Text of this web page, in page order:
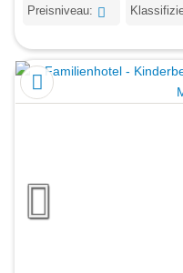
Preisniveau: